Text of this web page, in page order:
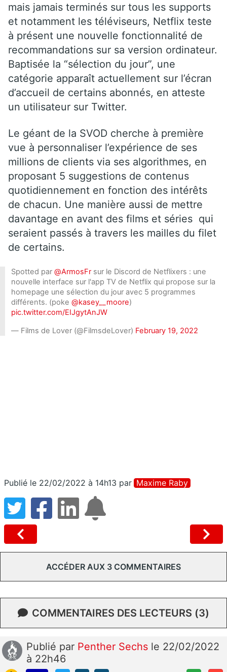
mais jamais terminés sur tous les supports
et notamment les téléviseurs, Netflix teste
à présent une nouvelle fonctionnalité de
recommandations sur sa version ordinateur.
Baptisée la “sélection du jour”, une
catégorie apparaît actuellement sur l’écran
d’accueil de certains abonnés, en atteste
un utilisateur sur Twitter.
Le géant de la SVOD cherche à première
vue à personnaliser l’expérience de ses
millions de clients via ses algorithmes, en
proposant 5 suggestions de contenus
quotidiennement en fonction des intérêts
de chacun. Une manière aussi de mettre
davantage en avant des films et séries qui
seraient passés à travers les mailles du filet
de certains.
Spotted par @ArmosFr sur le Discord de Netflixers : une
nouvelle interface sur l'app TV de Netflix qui propose sur la
homepage une sélection du jour avec 5 programmes
différents. (poke @kasey__moore)
pic.twitter.com/EIJgytAnJW
— Films de Lover (@FilmsdeLover) February 19, 2022
Publié le 22/02/2022 à 14h13 par Maxime Raby
ACCÉDER AUX 3 COMMENTAIRES
COMMENTAIRES DES LECTEURS (3)
Publié par Penther Sechs le 22/02/2022
à 22h46